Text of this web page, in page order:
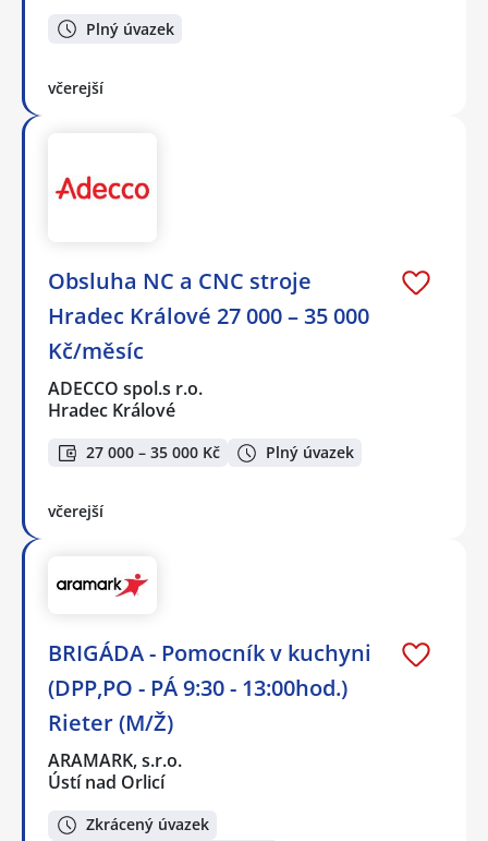
Plný úvazek
včerejší
Obsluha NC a CNC stroje
Hradec Králové 27 000 – 35 000
Kč/měsíc
ADECCO spol.s r.o.
Hradec Králové
27 000 – 35 000 Kč Plný úvazek
včerejší
BRIGÁDA - Pomocník v kuchyni
(DPP,PO - PÁ 9:30 - 13:00hod.)
Rieter (M/Ž)
ARAMARK, s.r.o.
Ústí nad Orlicí
Zkrácený úvazek